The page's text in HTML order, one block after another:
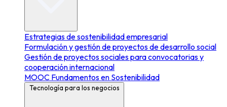
Estrategias de sostenibilidad empresarial
Formulación y gestión de proyectos de desarrollo social
Gestión de proyectos sociales para convocatorias y
cooperación internacional
MOOC Fundamentos en Sostenibilidad
Tecnología para los negocios